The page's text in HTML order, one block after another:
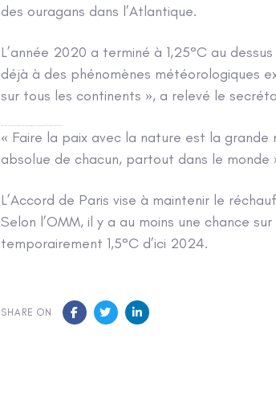
des ouragans dans l’Atlantique.
L’année 2020 a terminé à 1,25°C au
déjà à des phénomènes météorologiques
sur tous les continents », a relevé le
« Faire la paix avec la nature est la
absolue de chacun, partout dans le monde
L’Accord de Paris vise à maintenir le
Selon l’OMM, il y a au moins une chance
temporairement 1,5°C d’ici 2024.
SHARE ON